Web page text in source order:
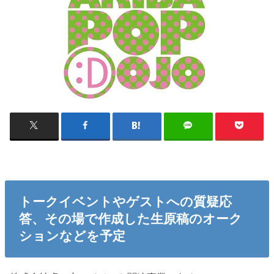
トークイベントやゲストへの質疑応
答、その場で作成した生原稿のオーク
ションなどを予定